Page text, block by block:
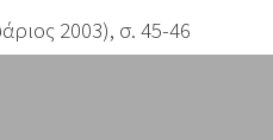
2003), σ. 45-46